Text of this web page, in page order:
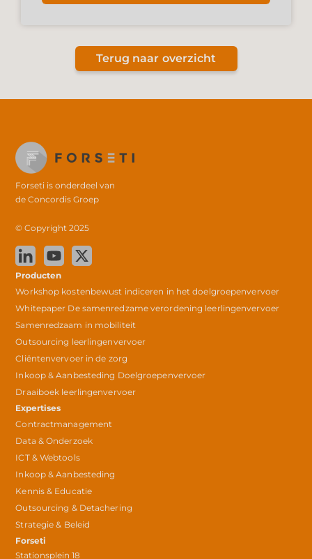
Terug naar overzicht
Forseti is onderdeel van
deConcordis Groep
© Copyright 2025
Producten
Workshop kostenbewust indiceren in het doelgroepenvervoer
Whitepaper De samenredzame verordening leerlingenvervoer
Samenredzaam in mobiliteit
Outsourcing leerlingenvervoer
Cliëntenvervoer in de zorg
Inkoop & Aanbesteding Doelgroepenvervoer
Draaiboek leerlingenvervoer
Expertises
Contractmanagement
Data & Onderzoek
ICT & Webtools
Inkoop & Aanbesteding
Kennis & Educatie
Outsourcing & Detachering
Strategie & Beleid
Forseti
Stationsplein 18